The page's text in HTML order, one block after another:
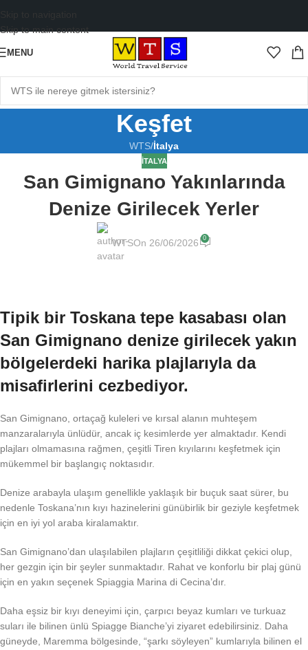
Skip to main content
MENU
Keşfet
WTS/İtalya
İTALYA
San Gimignano Yakınlarında
Denize Girilecek Yerler
WTSOn 26/06/2026 0
Tipik bir Toskana tepe kasabası olan
San Gimignano denize girilecek yakın
bölgelerdeki harika plajlarıyla da
misafirlerini cezbediyor.
San Gimignano, ortaçağ kuleleri ve kırsal alanın muhteşem
manzaralarıyla ünlüdür, ancak iç kesimlerde yer almaktadır. Kendi
plajları olmamasına rağmen, çeşitli Tiren kıyılarını keşfetmek için
mükemmel bir başlangıç ​​noktasıdır.
Denize arabayla ulaşım genellikle yaklaşık bir buçuk saat sürer, bu
nedenle Toskana’nın kıyı hazinelerini günübirlik bir geziyle keşfetmek
için en iyi yol araba kiralamaktır.
San Gimignano’dan ulaşılabilen plajların çeşitliliği dikkat çekici olup,
her gezgin için bir şeyler sunmaktadır. Rahat ve konforlu bir plaj günü
için en yakın seçenek Spiaggia Marina di Cecina’dır.
Daha eşsiz bir kıyı deneyimi için, çarpıcı beyaz kumları ve turkuaz
suları ile bilinen ünlü Spiagge Bianche’yi ziyaret edebilirsiniz. Daha
güneyde, Maremma bölgesinde, “şarkı söyleyen” kumlarıyla bilinen el